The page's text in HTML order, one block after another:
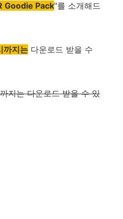
Goodie Pack"를 소개해드
까지는 다운로드 받을 수
지는 다운로드 받을 수 있